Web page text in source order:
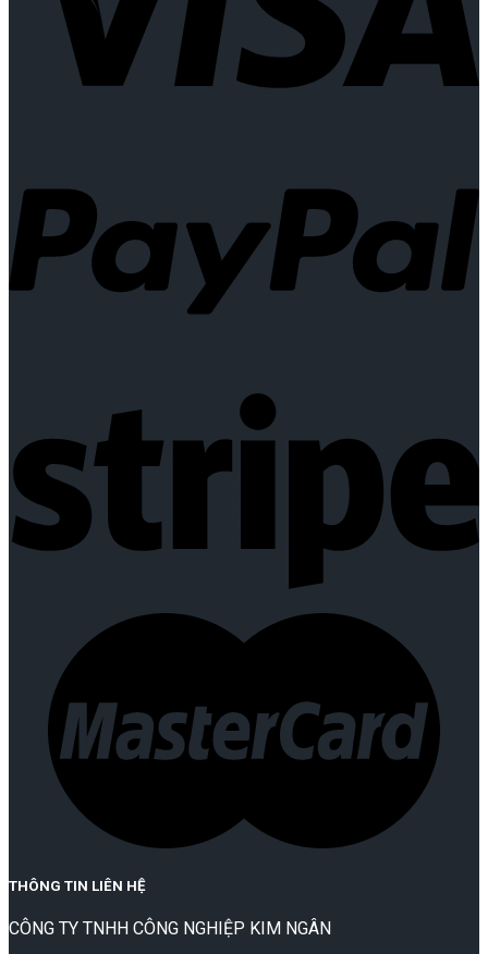
THÔNG TIN LIÊN HỆ
CÔNG TY TNHH CÔNG NGHIỆP KIM NGÂN